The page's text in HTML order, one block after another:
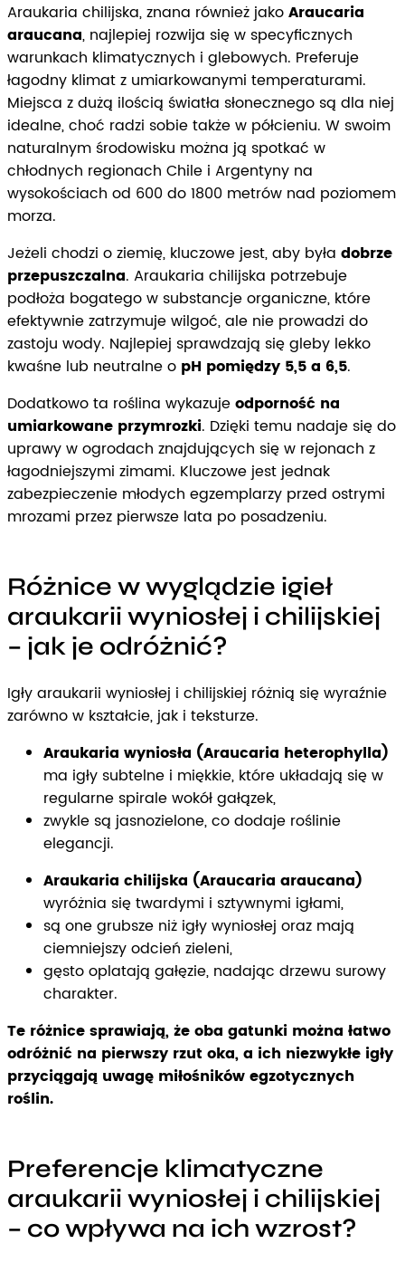
Araukaria chilijska, znana również jakoAraucaria
araucana, najlepiej rozwija się w specyficznych
warunkach klimatycznych i glebowych. Preferuje
łagodny klimat z umiarkowanymi temperaturami.
Miejsca z dużą ilością światła słonecznego są dla niej
idealne, choć radzi sobie także w półcieniu. W swoim
naturalnym środowisku można ją spotkać w
chłodnych regionach Chile i Argentyny na
wysokościach od 600 do 1800 metrów nad poziomem
morza.
Jeżeli chodzi o ziemię, kluczowe jest, aby była dobrze
przepuszczalna. Araukaria chilijska potrzebuje
podłoża bogatego w substancje organiczne, które
efektywnie zatrzymuje wilgoć, ale nie prowadzi do
zastoju wody. Najlepiej sprawdzają się gleby lekko
kwaśne lub neutralne o pH pomiędzy 5,5 a 6,5.
Dodatkowo ta roślina wykazujeodporność na
umiarkowane przymrozki. Dzięki temu nadaje się do
uprawy w ogrodach znajdujących się w rejonach z
łagodniejszymi zimami. Kluczowe jest jednak
zabezpieczenie młodych egzemplarzy przed ostrymi
mrozami przez pierwsze lata po posadzeniu.
Różnice w wyglądzie igieł
araukarii wyniosłej i chilijskiej
– jak je odróżnić?
Igły araukarii wyniosłej i chilijskiej różnią się wyraźnie
zarówno w kształcie, jak i teksturze.
Araukaria wyniosła (Araucaria heterophylla)
ma igły subtelne i miękkie, które układają się w
regularne spirale wokół gałązek,
zwykle są jasnozielone, co dodaje roślinie
elegancji.
Araukaria chilijska (Araucaria araucana)
wyróżnia się twardymi i sztywnymi igłami,
są one grubsze niż igły wyniosłej oraz mają
ciemniejszy odcień zieleni,
gęsto oplatają gałęzie, nadając drzewu surowy
charakter.
Te różnice sprawiają, że oba gatunki można łatwo
odróżnić na pierwszy rzut oka, a ich niezwykłe igły
przyciągają uwagę miłośników egzotycznych
roślin.
Preferencje klimatyczne
araukarii wyniosłej i chilijskiej
– co wpływa na ich wzrost?